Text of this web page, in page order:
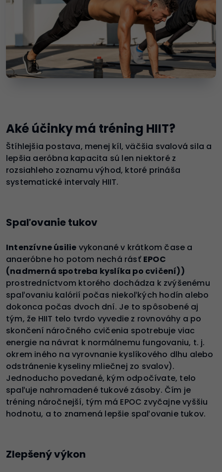
Aké účinky má tréning HIIT?
Štíhlejšia postava, menej kíl, väčšia svalová sila a
lepšia aeróbna kapacita sú len niektoré z
rozsiahleho zoznamu výhod, ktoré prináša
systematické intervaly HIIT.
Spaľovanie tukov
Intenzívne úsilie vykonané v krátkom čase a
anaeróbne ho potom nechá rásť EPOC
(nadmerná spotreba kyslíka po cvičení))
prostredníctvom ktorého dochádza k zvýšenému
spaľovaniu kalórií počas niekoľkých hodín alebo
dokonca počas dvoch dní. Je to spôsobené aj
tým, že HIIT telo tvrdo vyvedie z rovnováhy a po
skončení náročného cvičenia spotrebuje viac
energie na návrat k normálnemu fungovaniu, t. j.
okrem iného na vyrovnanie kyslíkového dlhu alebo
odstránenie kyseliny mliečnej zo svalov).
Jednoducho povedané, kým odpočívate, telo
spaľuje nahromadené tukové zásoby. Čím je
tréning náročnejší, tým má EPOC zvyčajne vyššiu
hodnotu, a to znamená lepšie spaľovanie tukov.
Zlepšený výkon